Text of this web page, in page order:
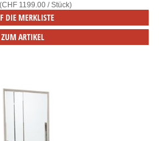
1199.00 / Stück)
DIE MERKLISTE
ZUM ARTIKEL